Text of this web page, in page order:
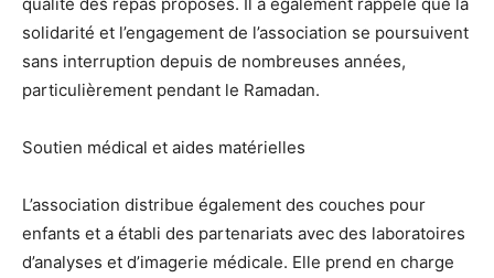
solidarité et l’engagement de l’association se poursuivent
sans interruption depuis de nombreuses années,
particulièrement pendant le Ramadan.
Soutien médical et aides matérielles
L’association distribue également des couches pour
enfants et a établi des partenariats avec des laboratoires
d’analyses et d’imagerie médicale. Elle prend en charge